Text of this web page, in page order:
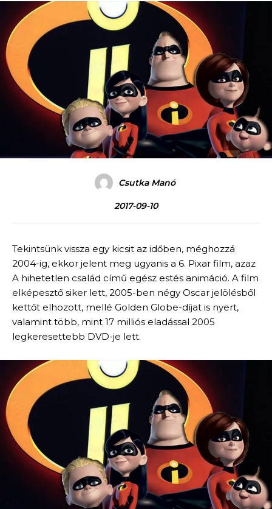
Csutka Manó
2017-09-10
Tekintsünk vissza egy kicsit az időben, méghozzá
2004-ig, ekkor jelent meg ugyanis a 6. Pixar film, azaz
A hihetetlen család című egész estés animáció. A film
elképesztő siker lett, 2005-ben négy Oscar jelölésből
kettőt elhozott, mellé Golden Globe-díjat is nyert,
valamint több, mint 17 milliós eladással 2005
legkeresettebb DVD-je lett.